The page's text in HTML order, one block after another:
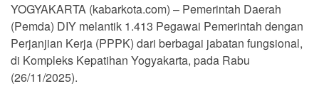
YOGYAKARTA (kabarkota.com) – Pemerintah Daerah
(Pemda) DIY melantik 1.413 Pegawai Pemerintah dengan
Perjanjian Kerja (PPPK) dari berbagai jabatan fungsional,
di Kompleks Kepatihan Yogyakarta, pada Rabu
(26/11/2025).